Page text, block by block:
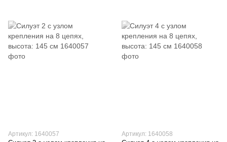
Артикул: 1640057 Артикул: 1640058